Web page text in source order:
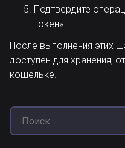
Подтвердите
токен».
После выполнения этих
доступен для хранения,
кошельке.